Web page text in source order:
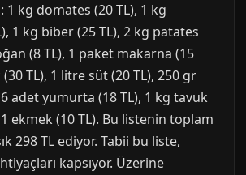
1 kg domates (20 TL), 1 kg
1 kg biber (25 TL), 2 kg patates
(8 TL), 1 paket makarna (15
TL), 1 litre süt (20 TL), 250 gr
adet yumurta (18 TL), 1 kg tavuk
ekmek (10 TL). Bu listenin toplam
298 TL ediyor. Tabii bu liste,
kapsıyor. Üzerine